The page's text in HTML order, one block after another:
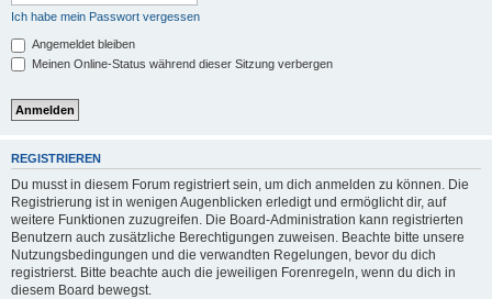
Ich habe mein Passwort vergessen
Angemeldet bleiben
Meinen Online-Status während dieser Sitzung verbergen
REGISTRIEREN
Du musst in diesem Forum registriert sein, um dich anmelden zu können. Die
Registrierung ist in wenigen Augenblicken erledigt und ermöglicht dir, auf
weitere Funktionen zuzugreifen. Die Board-Administration kann registrierten
Benutzern auch zusätzliche Berechtigungen zuweisen. Beachte bitte unsere
Nutzungsbedingungen und die verwandten Regelungen, bevor du dich
registrierst. Bitte beachte auch die jeweiligen Forenregeln, wenn du dich in
diesem Board bewegst.